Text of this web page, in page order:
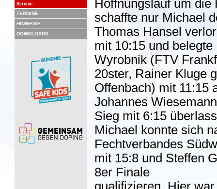
Service
TERMINE
HINWEISE
DOWNLOADS
Hoffnungslauf um die
schaffte nur Michael
Thomas Hansel
mit 10:15 und
Wyrobnik (FTV
20ster, Rainer Kluge
Offenbach) mit 11:15
Johannes
Sieg mit 6:15
Michael konnte sich
Fechtverbandes
mit 15:8 und Steffen
8er Finale
qualifizieren. Hier